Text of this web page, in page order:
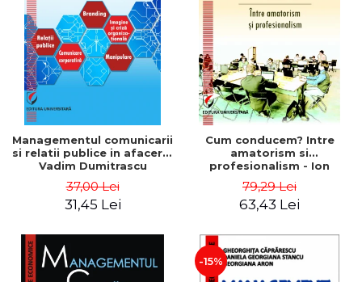
ADMINISTRATIVE
ȘTIINȚE ECONOMICE
ȘTIINȚE EXACTE
EDUCAȚIE FIZICĂ ȘI SPORT
PREUNIVERSITARIA
TIMP LIBER
ÎN CURS DE APARIȚIE
NOUTĂȚI
PACHETE DE STUDIU
PROMOȚIILE LUNII
ULTIMELE EXEMPLARE
Cum Cumpăr
Livrare
Politica de Retur
Formular de Retur
Distribuitori
Managementul comunicarii
si relatii publice in afaceri -
Vadim Dumitrascu
37,00 Lei
31,45 Lei
Cum conducem? Intre
amatorism si
profesionalism - Ion
79,29 Lei
63,43 Lei
-15%